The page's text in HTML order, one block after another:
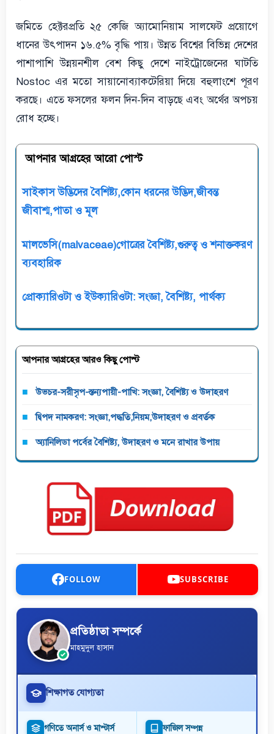
জমিতে হেক্টরপ্রতি ২৫ কেজি অ্যামোনিয়াম সালফেট প্রয়োগে
ধানের উৎপাদন ১৬.৫% বৃদ্ধি পায়। উন্নত বিশ্বের বিভিন্ন দেশের
পাশাপাশি উন্নয়নশীল বেশ কিছু দেশে নাইট্রোজেনের ঘাটতি
Nostoc এর মতো সায়ানোব্যাকটেরিয়া দিয়ে বহুলাংশে পূরণ
করছে। এতে ফসলের ফলন দিন-দিন বাড়ছে এবং অর্থের অপচয়
রোধ হচ্ছে।
আপনার আগ্রহের আরো পোস্ট
সাইকাস উদ্ভিদের বৈশিষ্ট্য,কোন ধরনের উদ্ভিদ,জীবন্ত
জীবাশ্ম,পাতা ও মূল
মালভেসি(malvaceae)গোত্রের বৈশিষ্ট্য,গুরুত্ব ও শনাক্তকরণ
ব্যবহারিক
প্রোক্যারিওটা ও ইউক্যারিওটা: সংজ্ঞা, বৈশিষ্ট্য, পার্থক্য
আপনার আগ্রহের আরও কিছু পোস্ট
উভচর-সরীসৃপ-স্তন্যপায়ী-পাখি: সংজ্ঞা, বৈশিষ্ট্য ও উদাহরণ
দ্বিপদ নামকরণ: সংজ্ঞা,পদ্ধতি,নিয়ম,উদাহরণ ও প্রবর্তক
অ্যানিলিডা পর্বের বৈশিষ্ট্য, উদাহরণ ও মনে রাখার উপায়
FOLLOW SUBSCRIBE
প্রতিষ্ঠাতা সম্পর্কে
মাহমুদুল হাসান
শিক্ষাগত যোগ্যতা
গণিতে অনার্স ও মাস্টার্স ফাজিল সম্পন্ন